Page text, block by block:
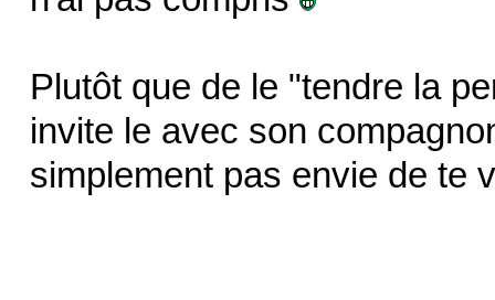
Plutôt que de le "tendre la
invite le avec son
simplement pas envie de te